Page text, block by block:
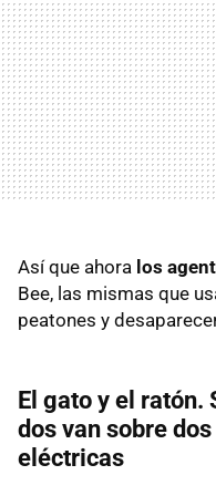
Así que ahora los
Bee, las mismas que
peatones y
El gato y el ratón.
dos van sobre
eléctricas